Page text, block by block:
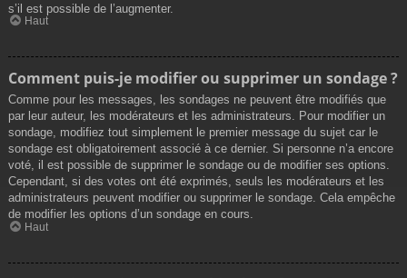
s’il est possible de l’augmenter.
Haut
Comment puis-je modifier ou supprimer un sondage ?
Comme pour les messages, les sondages ne peuvent être modifiés que
par leur auteur, les modérateurs et les administrateurs. Pour modifier un
sondage, modifiez tout simplement le premier message du sujet car le
sondage est obligatoirement associé à ce dernier. Si personne n’a encore
voté, il est possible de supprimer le sondage ou de modifier ses options.
Cependant, si des votes ont été exprimés, seuls les modérateurs et les
administrateurs peuvent modifier ou supprimer le sondage. Cela empêche
de modifier les options d’un sondage en cours.
Haut